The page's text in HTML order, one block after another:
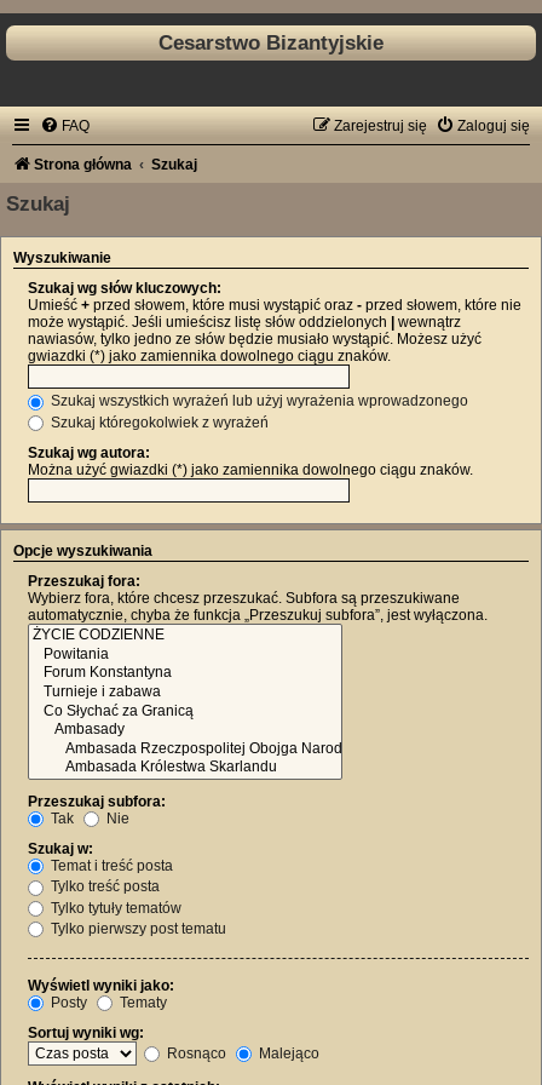
Cesarstwo Bizantyjskie
FAQ Zaloguj się
Zarejestruj się
Strona główna Szukaj
Szukaj
Wyszukiwanie
Szukaj wg słów kluczowych:
Umieść + przed słowem, które musi wystąpić oraz - przed słowem, które nie
może wystąpić. Jeśli umieścisz listę słów oddzielonych
wewnątrz
nawiasów, tylko jedno ze słów będzie musiało wystąpić. Możesz użyć
gwiazdki (*) jako zamiennika dowolnego ciągu znaków.
Szukaj wszystkich wyrażeń lub użyj wyrażenia wprowadzonego
Szukaj któregokolwiek z wyrażeń
Szukaj wg autora:
Można użyć gwiazdki (*) jako zamiennika dowolnego ciągu znaków.
Opcje wyszukiwania
Przeszukaj fora:
Wybierz fora, które chcesz przeszukać. Subfora są przeszukiwane
automatycznie, chyba że funkcja „Przeszukuj subfora”, jest wyłączona.
Przeszukaj subfora:
Tak
Nie
Szukaj w:
Temat i treść posta
Tylko treść posta
Tylko tytuły tematów
Tylko pierwszy post tematu
Wyświetl wyniki jako:
Posty
Tematy
Sortuj wyniki wg:
Rosnąco
Malejąco